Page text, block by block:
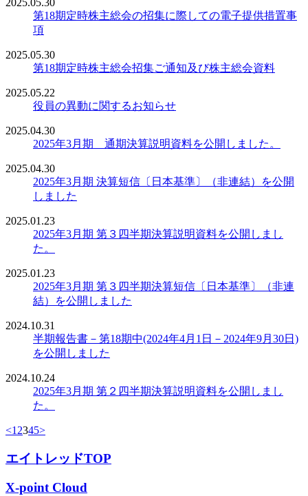
第18期定時株主総会の招集に際しての電子提供措置事
項
2025.05.30
第18期定時株主総会招集ご通知及び株主総会資料
2025.05.22
役員の異動に関するお知らせ
2025.04.30
2025年3月期 通期決算説明資料を公開しました。
2025.04.30
2025年3月期 決算短信〔日本基準〕（非連結）を公開
しました
2025.01.23
2025年3月期 第３四半期決算説明資料を公開しまし
た。
2025.01.23
2025年3月期 第３四半期決算短信〔日本基準〕（非連
結）を公開しました
2024.10.31
半期報告書－第18期中(2024年4月1日－2024年9月30日)
を公開しました
2024.10.24
2025年3月期 第２四半期決算説明資料を公開しまし
た。
<1 2345>
エイトレッドTOP
X-point Cloud